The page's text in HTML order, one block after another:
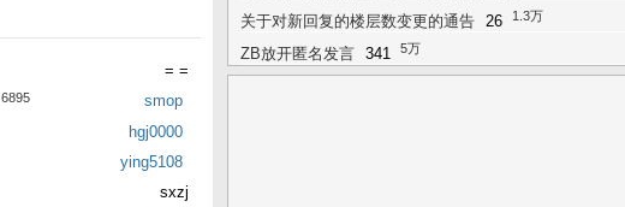
= =
smop
6895
hgj0000
ying5108
sxzj
关于对新回复的楼层数变更的通告 26 1.3万
ZB放开匿名发言 341 5万